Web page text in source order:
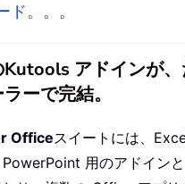
ド。。。
アドインが
ーで完結。
Officeスイートには、
用のアドイン